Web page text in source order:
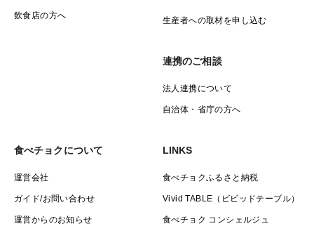
飲食店の方へ 生産者への取材を申し込む
連携のご相談
法人連携について
自治体・省庁の方へ
食べチョクについて
運営会社
ガイド/お問い合わせ
運営からのお知らせ
LINKS
食べチョクふるさと納税
Vivid TABLE（ビビッドテーブル）
食べチョク コンシェルジュ